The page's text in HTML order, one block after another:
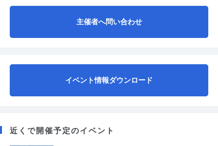
主催者へ問い合わせ
イベント情報ダウンロード
近くで開催予定のイベント